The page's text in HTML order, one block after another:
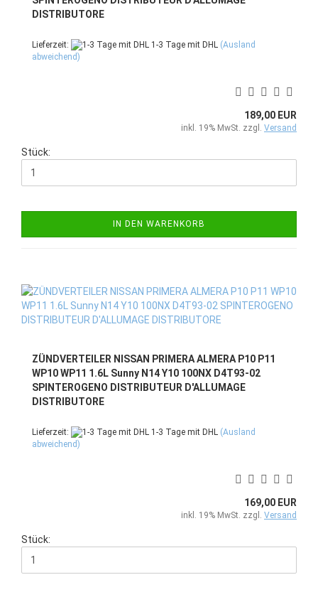
DISTRIBUTORE
Lieferzeit: 1-3 Tage mit DHL (Ausland
abweichend)
189,00 EUR
inkl. 19% MwSt. zzgl. Versand
Stück:
IN DEN WARENKORB
ZÜNDVERTEILER NISSAN PRIMERA ALMERA P10 P11
WP10 WP11 1.6L Sunny N14 Y10 100NX D4T93-02
SPINTEROGENO DISTRIBUTEUR D'ALLUMAGE
DISTRIBUTORE
Lieferzeit: 1-3 Tage mit DHL (Ausland
abweichend)
169,00 EUR
inkl. 19% MwSt. zzgl. Versand
Stück: